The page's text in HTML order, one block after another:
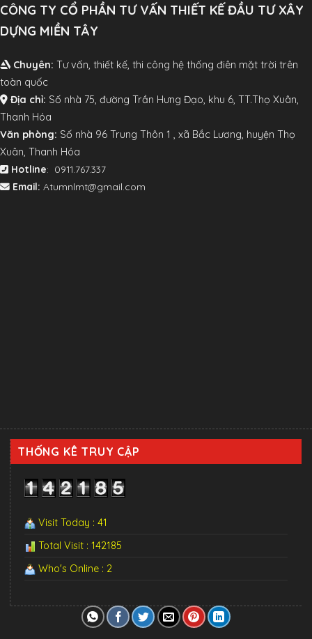
CÔNG TY CỔ PHẦN TƯ VẤN THIẾT KẾ ĐẦU TƯ XÂY
DỰNG MIỀN TÂY
Chuyên: Tư vấn, thiết kế, thi công hệ thống điên mặt trời trên
toàn quốc
Địa chỉ: Số nhà 75, đường Trần Hưng Đạo, khu 6, TT.Thọ Xuân,
Thanh Hóa
Văn phòng: Số nhà 96 Trung Thôn 1 , xã Bắc Lương, huyện Thọ
Xuân, Thanh Hóa
Hotline: 0911.767.337
Email: Atumnlmt@gmail.com
THỐNG KÊ TRUY CẬP
Visit Today : 41
Total Visit : 142185
Who's Online : 2